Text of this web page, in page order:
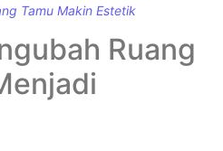
Tamu Makin Estetik
Ruang